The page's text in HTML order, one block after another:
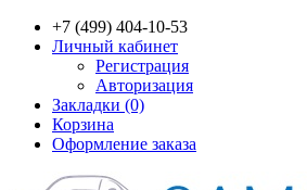
+7 (499) 404-10-53
Личный кабинет
Регистрация
Авторизация
Закладки (0)
Корзина
Оформление заказа